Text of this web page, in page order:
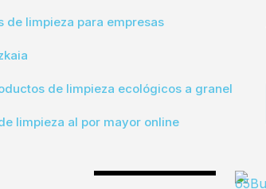
de limpieza para empresas
de limpieza ecológicos a granel
limpieza al por mayor online